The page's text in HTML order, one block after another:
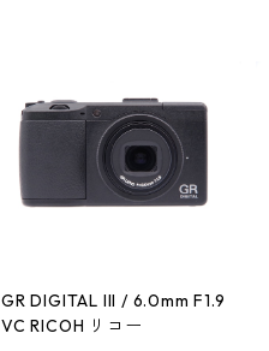
GR DIGITAL III / 6.0mm F1.9
VC RICOH リコー